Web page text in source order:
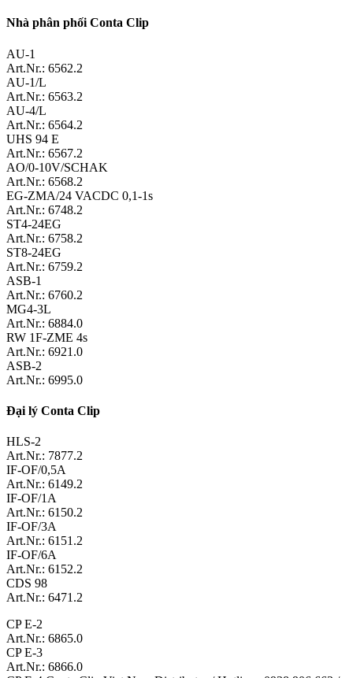
Nhà phân phối Conta Clip
AU-1
Art.Nr.: 6562.2
AU-1/L
Art.Nr.: 6563.2
AU-4/L
Art.Nr.: 6564.2
UHS 94 E
Art.Nr.: 6567.2
AO/0-10V/SCHAK
Art.Nr.: 6568.2
EG-ZMA/24 VACDC 0,1-1s
Art.Nr.: 6748.2
ST4-24EG
Art.Nr.: 6758.2
ST8-24EG
Art.Nr.: 6759.2
ASB-1
Art.Nr.: 6760.2
MG4-3L
Art.Nr.: 6884.0
RW 1F-ZME 4s
Art.Nr.: 6921.0
ASB-2
Art.Nr.: 6995.0
Đại lý Conta Clip
HLS-2
Art.Nr.: 7877.2
IF-OF/0,5A
Art.Nr.: 6149.2
IF-OF/1A
Art.Nr.: 6150.2
IF-OF/3A
Art.Nr.: 6151.2
IF-OF/6A
Art.Nr.: 6152.2
CDS 98
Art.Nr.: 6471.2
CP E-2
Art.Nr.: 6865.0
CP E-3
Art.Nr.: 6866.0